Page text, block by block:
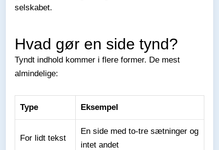
selskabet.
Hvad gør en side tynd?
Tyndt indhold kommer i flere former. De mest
almindelige:
Type Eksempel
For lidt tekst
En side med to-tre sætninger og
intet andet